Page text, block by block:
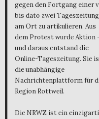
gegen den Fortgang einer
bis dato zwei
am Ort zu artikulieren. Aus
dem Protest wurde Aktion
und daraus entstand die
Online-Tageszeitung. Sie
die unabhängige
Nachrichtenplattform für
Region Rottweil.
Die NRWZ ist ein